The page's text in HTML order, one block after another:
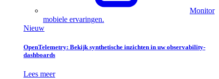
Monitor
mobiele ervaringen.
Nieuw
OpenTelemetry: Bekijk synthetische inzichten in uw observability-
dashboards
Lees meer